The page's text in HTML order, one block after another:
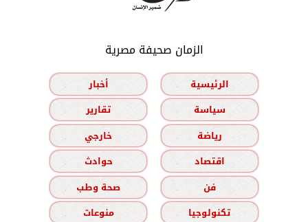
الزمان صحيفة مصرية
الرئيسية
أخبار
سياسة
تقارير
رياضة
خارجي
اقتصاد
حوادث
فن
صحة وطب
تكنولوجيا
منوعات